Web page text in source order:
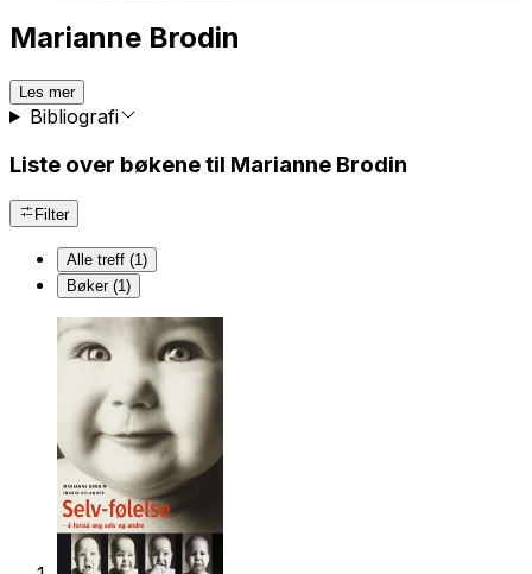
Marianne Brodin
Les mer
Bibliografi
Liste over bøkene til Marianne Brodin
Filter
Alle treff (1)
Bøker (1)